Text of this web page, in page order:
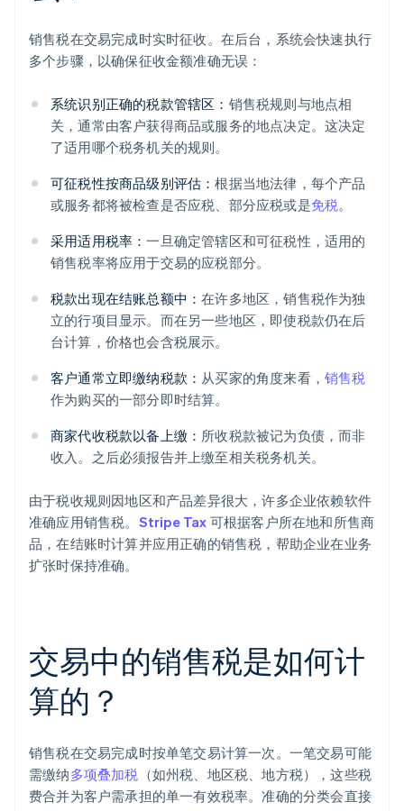
销售税在交易完成时实时征收。在后台，系统会快速执行
多个步骤，以确保征收金额准确无误：
系统识别正确的税款管辖区： 销售税规则与地点相
关，通常由客户获得商品或服务的地点决定。这决定
了适用哪个税务机关的规则。
可征税性按商品级别评估：根据当地法律，每个产品
或服务都将被检查是否应税、部分应税或是免税。
采用适用税率：一旦确定管辖区和可征税性，适用的
销售税率将应用于交易的应税部分。
税款出现在结账总额中：在许多地区，销售税作为独
立的行项目显示。而在另一些地区，即使税款仍在后
台计算，价格也会含税展示。
客户通常立即缴纳税款： 从买家的角度来看，销售税
作为购买的一部分即时结算。
商家代收税款以备上缴： 所收税款被记为负债，而非
收入。之后必须报告并上缴至相关税务机关。
由于税收规则因地区和产品差异很大，许多企业依赖软件
准确应用销售税。 Stripe Tax 可根据客户所在地和所售商
品，在结账时计算并应用正确的销售税，帮助企业在业务
扩张时保持准确。
交易中的销售税是如何计
算的？
销售税在交易完成时按单笔交易计算一次。一笔交易可能
需缴纳多项叠加税 （如州税、地区税、地方税），这些税
费合并为客户需承担的单一有效税率。准确的分类会直接